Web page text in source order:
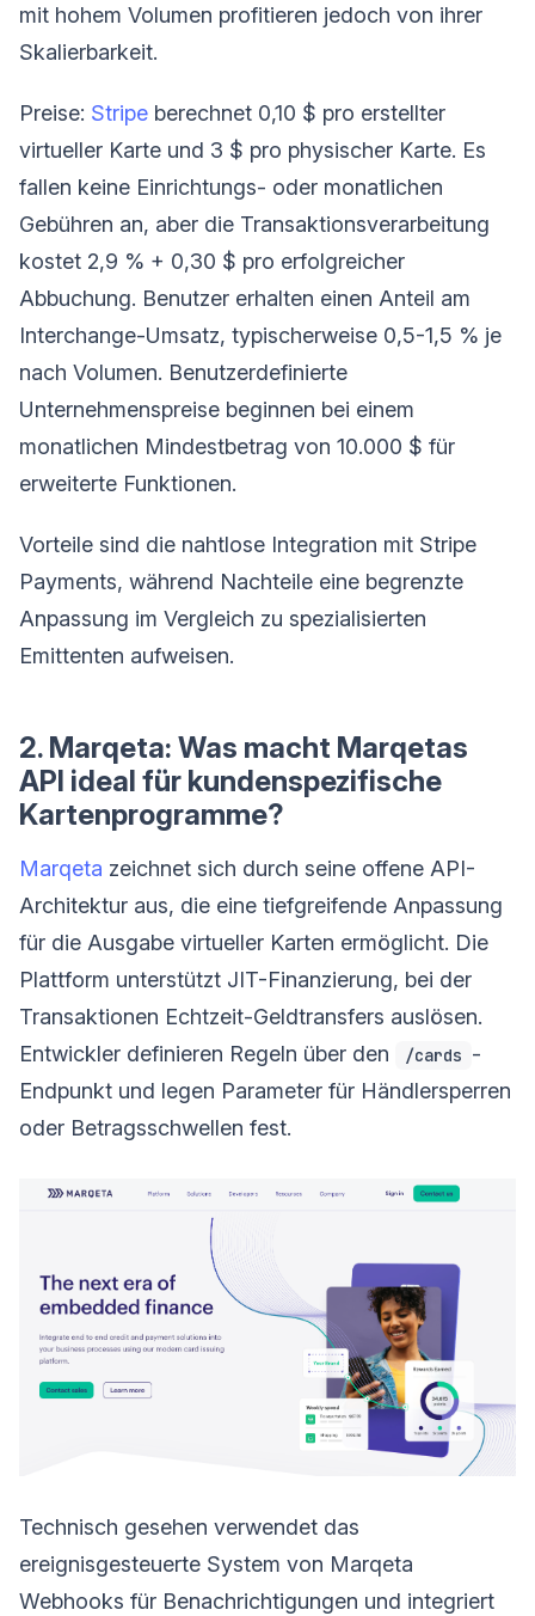
mit hohem Volumen profitieren jedoch von ihrer
Skalierbarkeit.
Preise: Stripe berechnet 0,10 $ pro erstellter
virtueller Karte und 3 $ pro physischer Karte. Es
fallen keine Einrichtungs- oder monatlichen
Gebühren an, aber die Transaktionsverarbeitung
kostet 2,9 % + 0,30 $ pro erfolgreicher
Abbuchung. Benutzer erhalten einen Anteil am
Interchange-Umsatz, typischerweise 0,5-1,5 % je
nach Volumen. Benutzerdefinierte
Unternehmenspreise beginnen bei einem
monatlichen Mindestbetrag von 10.000 $ für
erweiterte Funktionen.
Vorteile sind die nahtlose Integration mit Stripe
Payments, während Nachteile eine begrenzte
Anpassung im Vergleich zu spezialisierten
Emittenten aufweisen.
2. Marqeta: Was macht Marqetas
API ideal für kundenspezifische
Kartenprogramme?
Marqeta zeichnet sich durch seine offene API-
Architektur aus, die eine tiefgreifende Anpassung
für die Ausgabe virtueller Karten ermöglicht. Die
Plattform unterstützt JIT-Finanzierung, bei der
Transaktionen Echtzeit-Geldtransfers auslösen.
Entwickler definieren Regeln über den
/cards -
Endpunkt und legen Parameter für Händlersperren
oder Betragsschwellen fest.
Technisch gesehen verwendet das
ereignisgesteuerte System von Marqeta
Webhooks für Benachrichtigungen und integriert